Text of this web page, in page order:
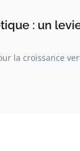
: un
la croissance